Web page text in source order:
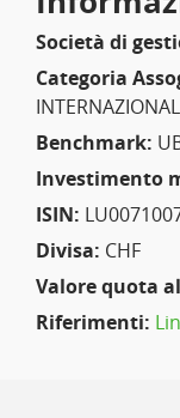
Società di
Categoria
Benchmark:
Investimento
ISIN:
Divisa: CHF
Valore quota
Riferimenti: